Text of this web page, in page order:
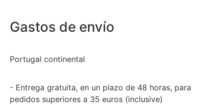
Gastos de envío
Portugal continental
- Entrega gratuita, en un plazo de 48 horas, para
pedidos superiores a 35 euros (inclusive)